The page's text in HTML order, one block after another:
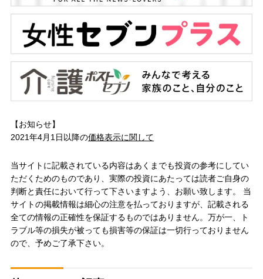
【お知らせ】
2021年4月1日以降の価格表示に関して
当サイトに記載されている内容はあくまでも投資の参考にしてい
ただくためのものであり、実際の投資にあたっては読者ご自身の
判断と責任において行って下さいますよう、お願い致します。 当
サイトの掲載情報は細心の注意を払っておりますが、記載される
全ての情報の正確性を保証するものではありません。万が一、ト
ラブル等の損失が被っても損害等の保証は一切行っておりません
ので、予めご了承下さい。